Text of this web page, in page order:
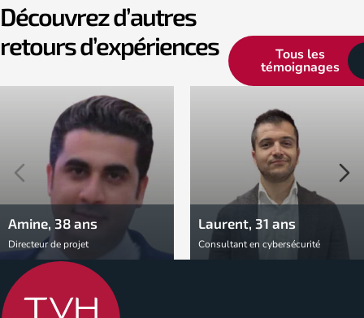
Découvrez d’autres
retours d’expériences
Tous les
témoignages
Amine, 38 ans
Directeur de projet
Laurent, 31 ans
Consultant en cybersécurité